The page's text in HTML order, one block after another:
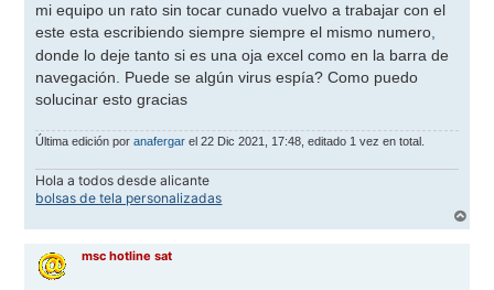
a
j
e
mi equipo un rato sin tocar cunado vuelvo a trabajar con el
este esta escribiendo siempre siempre el mismo numero,
donde lo deje tanto si es una oja excel como en la barra de
navegación. Puede se algún virus espía? Como puedo
solucinar esto gracias
Última edición poranafergar el 22 Dic 2021, 17:48, editado 1 vez en total.
Hola a todos desde alicante
bolsas de tela personalizadas
r
msc hotline sat